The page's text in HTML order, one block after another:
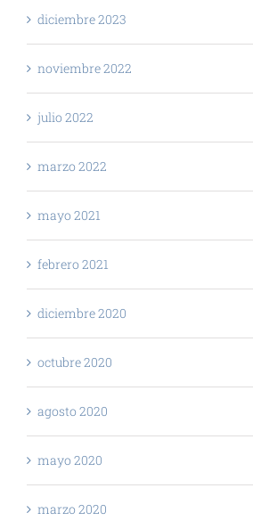
diciembre 2023
noviembre 2022
julio 2022
marzo 2022
mayo 2021
febrero 2021
diciembre 2020
octubre 2020
agosto 2020
mayo 2020
marzo 2020